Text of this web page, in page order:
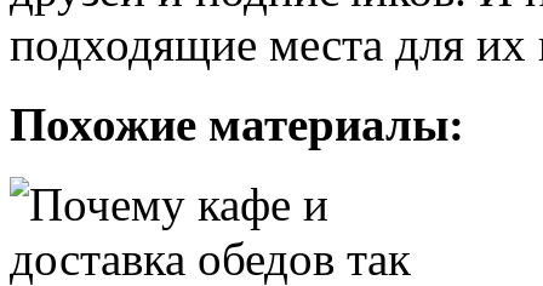
подходящие места для их
Похожие материалы: